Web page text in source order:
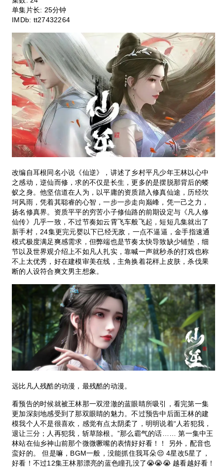
单集片长: 25分钟
IMDb: tt27432264
改编自耳根同名小说《仙逆》，讲述了乡村平凡少年王林以心中
之感动，逆仙而修，求的不仅是长生，更多的是摆脱那背后的蝼
蚁之身。他坚信道在人为，以平庸的资质踏入修真仙途，历经坎
坷风雨，凭着其聪睿的心智，一步一步走向巅峰，凭一己之力，
扬名修真界。资质平平的穷苦小子修仙路的前期设定与《凡人修
仙传》几乎一致，不过节奏如云霄飞车般飞起，短短几集就出了
新手村，24集更完元婴以下已经无敌，一点不逼逼，金手指速通
模式极度满足爽感需求，但弊端也是节奏太快导致缺少铺垫，细
节以及世界观介绍上不如凡人扎实，靠喊一声就秒杀的打戏也称
不上太优秀，好在建模审美在线，主角换着花样上皮肤，杀伐果
断的人设符合爽文男主想象。
远比凡人残酷的动漫，最残酷的动漫。
看预告的时候就被王林那一双澄澈的蓝眼睛所吸引，看完第一集
更加深刻地感受到了那双眼睛的魅力。不过预告中后面王林的建
模我个人不是很喜欢，感觉有点太阴柔了，明明说着“人若犯我，
退让三分；人再犯我，斩草除根。”那么霸气的话…… 第一集中王
林站在仙乡神山前那个微微噘嘴的表情好好看！！ 另外，配音也
蛮好的。 但是嘛，BGM一般，没能抓住我耳朵😔 4星改5星了，
好看！不过12集王林那漂亮的蓝色瞳孔没了😭😭😭 越看越好看！